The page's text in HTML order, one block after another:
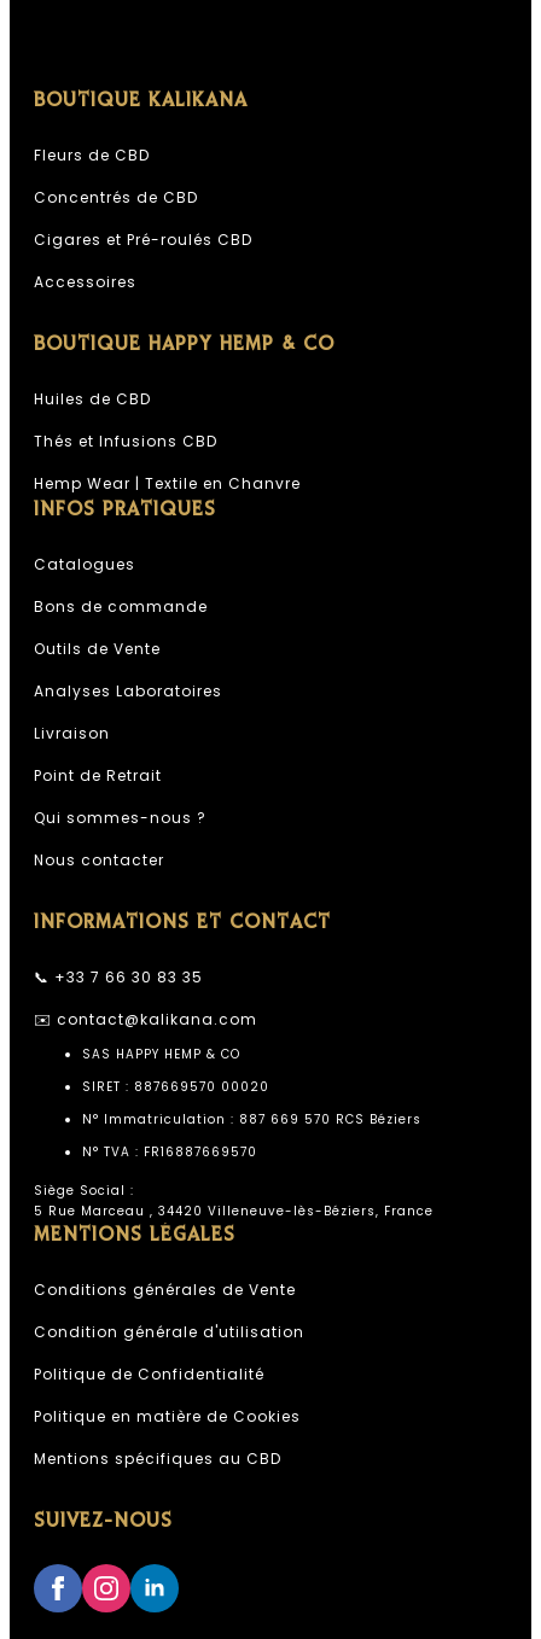
BOUTIQUE KALIKANA
Fleurs de CBD
Concentrés de CBD
Cigares et Pré-roulés CBD
Accessoires
BOUTIQUE HAPPY HEMP & CO
Huiles de CBD
Thés et Infusions CBD
Hemp Wear | Textile en Chanvre
INFOS PRATIQUES
Catalogues
Bons de commande
Outils de Vente
Analyses Laboratoires
Livraison
Point de Retrait
Qui sommes-nous ?
Nous contacter
INFORMATIONS ET CONTACT
📞 +33 7 66 30 83 35
✉️ contact@kalikana.com
SAS HAPPY HEMP & CO
SIRET : 887669570 00020
N° Immatriculation : 887 669 570 RCS Béziers
N° TVA : FR16887669570
Siège Social :
5 Rue Marceau , 34420 Villeneuve-lès-Béziers, France
MENTIONS LÉGALES
Conditions générales de Vente
Condition générale d'utilisation
Politique de Confidentialité
Politique en matière de Cookies
Mentions spécifiques au CBD
SUIVEZ-NOUS
Assistant Kali Kana
IA, réponses instantanées,